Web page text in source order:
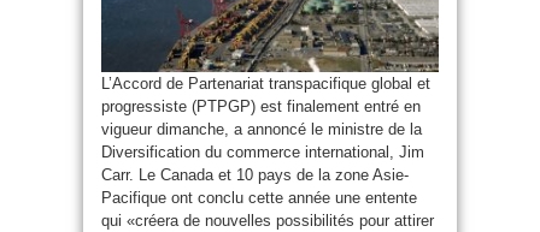
L’Accord de Partenariat transpacifique global et
progressiste (PTPGP) est finalement entré en
vigueur dimanche, a annoncé le ministre de la
Diversification du commerce international, Jim
Carr. Le Canada et 10 pays de la zone Asie-
Pacifique ont conclu cette année une entente
qui «créera de nouvelles possibilités pour attirer